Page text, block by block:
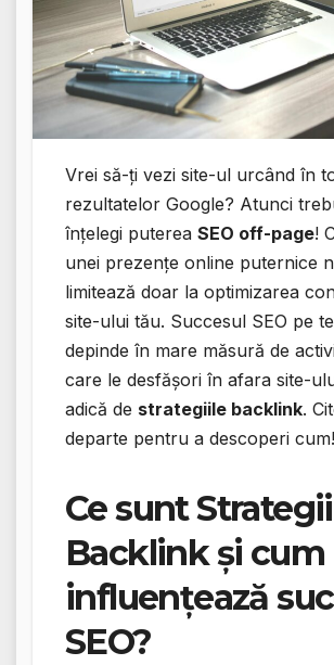
Vrei să-ți vezi site-ul urcând în
rezultatelor Google? Atunci
înțelegi puterea SEO off-page!
unei prezențe online puternice
limitează doar la optimizarea
site-ului tău. Succesul SEO pe
depinde în mare măsură de
care le desfășori în afara site-
adică de strategiile backlink.
departe pentru a descoperi cum!
Ce sunt
Backlink și cum
influențează
SEO?